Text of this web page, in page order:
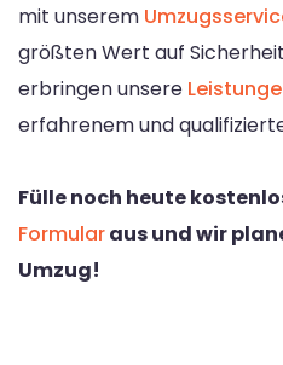
mit unserem
größten Wert auf
erbringen unsere
erfahrenem und
Fülle noch heute
Formularaus und wir
Umzug!